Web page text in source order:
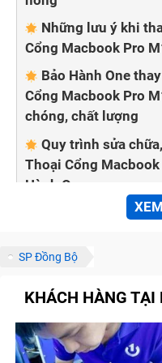
Những lưu ý khi
Cổng Macbook Pro
Bảo Hành One
Cổng Macbook Pro
chóng, chất lượng
Quy trình sửa
Thoại Cổng
Hành One
phù hợp khi sạc điện
Nhận vào pin chậm
tiên hãy kiểm tra thử
Cùng Bảo Hành One
SP Đồng Bộ
KHÁCH HÀNG TẠI